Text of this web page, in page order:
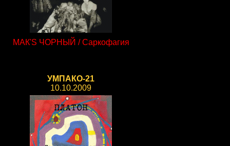
МАК'S ЧОРНЫЙ / Саркофагия
УМПАКО-21
10.10.2009